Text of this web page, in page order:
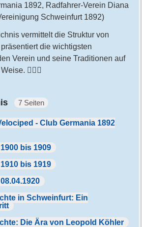
1892, Radfahrer-Verein Diana
Schweinfurt 1892)
vermittelt die Struktur von
die wichtigsten
Verein und seine Traditionen auf
🚴‍♂️✨
7 Seiten
- Club Germania 1892
bis 1909
bis 1919
in Schweinfurt: Ein
Die Ära von Leopold Köhler